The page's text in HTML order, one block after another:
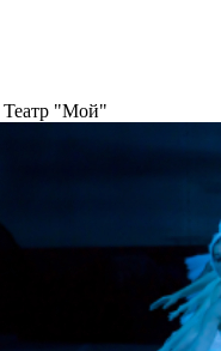
Театр "Мой"